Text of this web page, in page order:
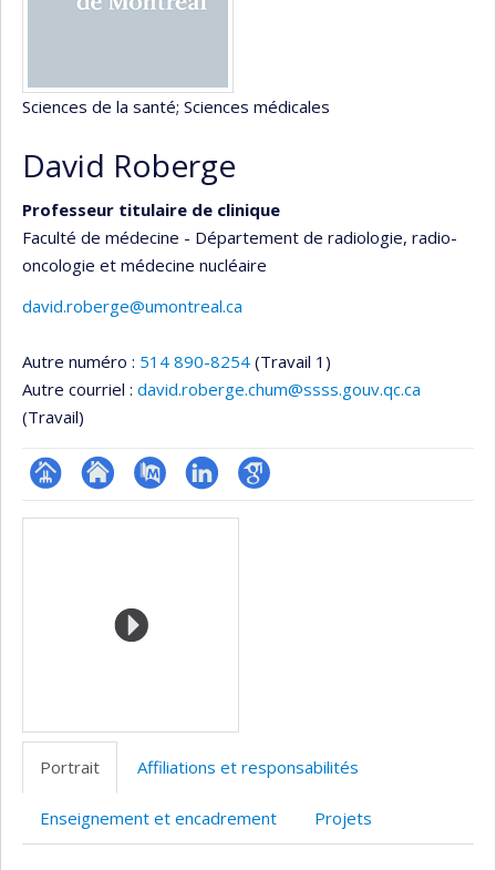
Sciences de la santé; Sciences médicales
David Roberge
Professeur titulaire de clinique
Faculté de médecine - Département de radiologie, radio-
oncologie et médecine nucléaire
david.roberge@umontreal.ca
Autre numéro : 514 890-8254 (Travail 1)
Autre courriel : david.roberge.chum@ssss.gouv.qc.ca
(Travail)
Page Site
recherche
PubMedLinkedInGoogle
Médias
Portrait Affiliations et responsabilités
Enseignement et encadrement Projets